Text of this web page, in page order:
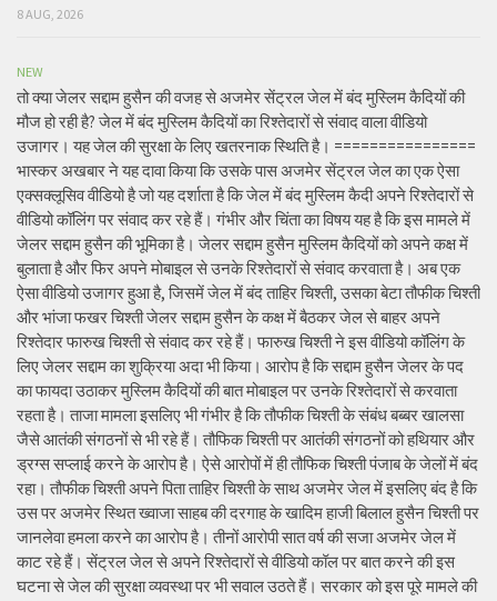
8 AUG, 2026
NEW
तो क्या जेलर सद्दाम हुसैन की वजह से अजमेर सेंट्रल जेल में बंद मुस्लिम कैदियों की
मौज हो रही है? जेल में बंद मुस्लिम कैदियों का रिश्तेदारों से संवाद वाला वीडियो
उजागर। यह जेल की सुरक्षा के लिए खतरनाक स्थिति है। ================
भास्कर अखबार ने यह दावा किया कि उसके पास अजमेर सेंट्रल जेल का एक ऐसा
एक्सक्लूसिव वीडियो है जो यह दर्शाता है कि जेल में बंद मुस्लिम कैदी अपने रिश्तेदारों से
वीडियो कॉलिंग पर संवाद कर रहे हैं। गंभीर और चिंता का विषय यह है कि इस मामले में
जेलर सद्दाम हुसैन की भूमिका है। जेलर सद्दाम हुसैन मुस्लिम कैदियों को अपने कक्ष में
बुलाता है और फिर अपने मोबाइल से उनके रिश्तेदारों से संवाद करवाता है। अब एक
ऐसा वीडियो उजागर हुआ है, जिसमें जेल में बंद ताहिर चिश्ती, उसका बेटा तौफीक चिश्ती
और भांजा फखर चिश्ती जेलर सद्दाम हुसैन के कक्ष में बैठकर जेल से बाहर अपने
रिश्तेदार फारुख चिश्ती से संवाद कर रहे हैं। फारुख चिश्ती ने इस वीडियो कॉलिंग के
लिए जेलर सद्दाम का शुक्रिया अदा भी किया। आरोप है कि सद्दाम हुसैन जेलर के पद
का फायदा उठाकर मुस्लिम कैदियों की बात मोबाइल पर उनके रिश्तेदारों से करवाता
रहता है। ताजा मामला इसलिए भी गंभीर है कि तौफीक चिश्ती के संबंध बब्बर खालसा
जैसे आतंकी संगठनों से भी रहे हैं। तौफिक चिश्ती पर आतंकी संगठनों को हथियार और
ड्रग्स सप्लाई करने के आरोप है। ऐसे आरोपों में ही तौफिक चिश्ती पंजाब के जेलों में बंद
रहा। तौफीक चिश्ती अपने पिता ताहिर चिश्ती के साथ अजमेर जेल में इसलिए बंद है कि
उस पर अजमेर स्थित ख्वाजा साहब की दरगाह के खादिम हाजी बिलाल हुसैन चिश्ती पर
जानलेवा हमला करने का आरोप है। तीनों आरोपी सात वर्ष की सजा अजमेर जेल में
काट रहे हैं। सेंट्रल जेल से अपने रिश्तेदारों से वीडियो कॉल पर बात करने की इस
घटना से जेल की सुरक्षा व्यवस्था पर भी सवाल उठते हैं। सरकार को इस पूरे मामले की